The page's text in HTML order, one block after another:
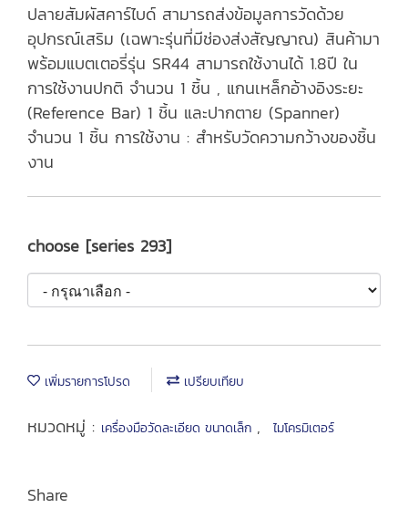
ปลายสัมผัสคาร์ไบด์ สามารถส่งข้อมูลการวัดด้วย
อุปกรณ์เสริม (เฉพาะรุ่นที่มีช่องส่งสัญญาณ) สินค้ามา
พร้อมแบตเตอรี่รุ่น SR44 สามารถใช้งานได้ 1.8ปี ใน
การใช้งานปกติ จำนวน 1 ชิ้น , แกนเหล็กอ้างอิงระยะ
(Reference Bar) 1 ชิ้น และปากตาย (Spanner)
จำนวน 1 ชิ้น การใช้งาน : สำหรับวัดความกว้างของชิ้น
งาน
choose [series 293]
เพิ่มรายการโปรด เปรียบเทียบ
หมวดหมู่ : เครื่องมือวัดละเอียด ขนาดเล็ก , ไมโครมิเตอร์
Share